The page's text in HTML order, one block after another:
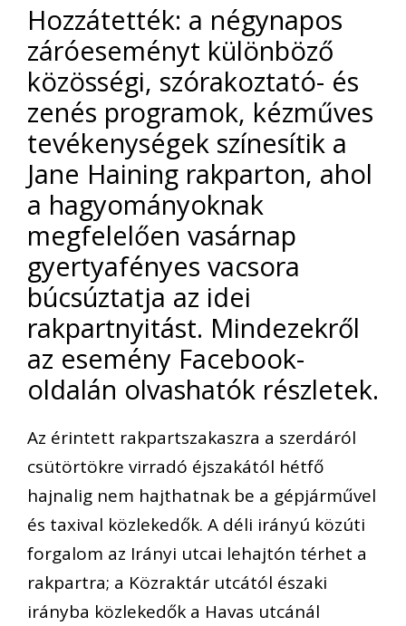
Hozzátették: a négynapos
záróeseményt különböző
közösségi, szórakoztató- és
zenés programok, kézműves
tevékenységek színesítik a
Jane Haining rakparton, ahol
a hagyományoknak
megfelelően vasárnap
gyertyafényes vacsora
búcsúztatja az idei
rakpartnyitást. Mindezekről
az esemény Facebook-
oldalán olvashatók részletek.
Az érintett rakpartszakaszra a szerdáról
csütörtökre virradó éjszakától hétfő
hajnalig nem hajthatnak be a gépjárművel
és taxival közlekedők. A déli irányú közúti
forgalom az Irányi utcai lehajtón térhet a
rakpartra; a Közraktár utcától északi
irányba közlekedők a Havas utcánál